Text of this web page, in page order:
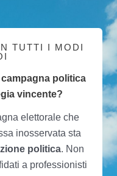
TUTTI I MODI
politica
vincente?
elettorale che
inosservata sta
politica. Non
a professionisti